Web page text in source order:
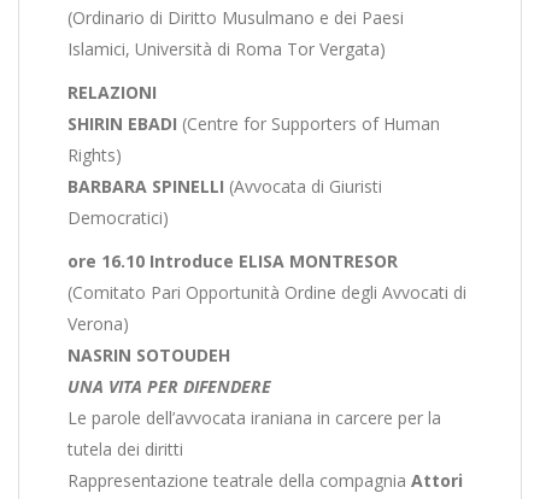
(Ordinario di Diritto Musulmano e dei Paesi
Islamici, Università di Roma Tor Vergata)
RELAZIONI
SHIRIN EBADI (Centre for Supporters of Human
Rights)
BARBARA SPINELLI (Avvocata di Giuristi
Democratici)
ore 16.10 Introduce ELISA MONTRESOR
(Comitato Pari Opportunità Ordine degli Avvocati di
Verona)
NASRIN SOTOUDEH
UNA VITA PER DIFENDERE
Le parole dell’avvocata iraniana in carcere per la
tutela dei diritti
Rappresentazione teatrale della compagnia Attori